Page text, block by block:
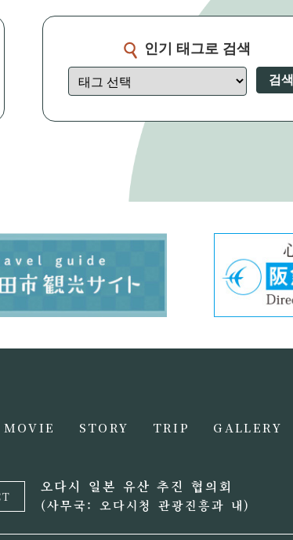
인기 태그로 검색
검색
MOVIE STORY TRIP GALLERY
오다시 일본 유산 추진 협의회
(사무국: 오다시청 관광진흥과 내)